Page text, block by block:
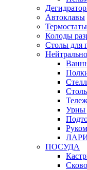
Автоклавы
Термостаты
Колоды
Столы для
Урны
ПОСУДА